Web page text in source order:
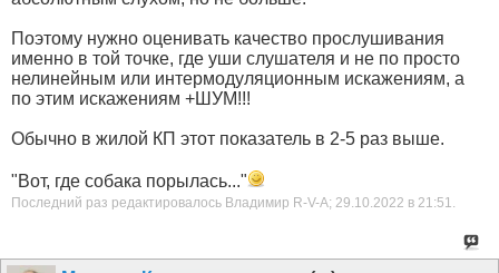
Поэтому нужно оценивать качество прослушивания
именно в той точке, где уши слушателя и не по просто
нелинейным или интермодуляционным искажениям, а
по этим искажениям +ШУМ!!!
Обычно в жилой КП этот показатель в 2-5 раз выше.
"Вот, где собака порылась..."
Последний раз редактировалось Владимир R-V-A; 29.10.2022 в 21:51.